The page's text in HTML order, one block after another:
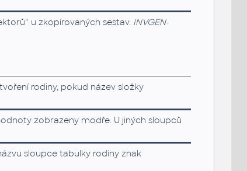
u zkopírovaných sestav. INVGEN-
rodiny, pokud název složky
zobrazeny modře. U jiných sloupců
sloupce tabulky rodiny znak